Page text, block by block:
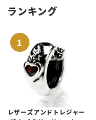
ランキング
レザーズアンドトレジャー